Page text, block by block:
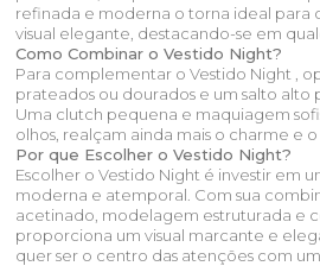
refinada e moderna o torna ideal para
visual elegante, destacando-se em
Como Combinar o Vestido Night?
Para complementar o Vestido Night ,
prateados ou dourados e um salto alto
Uma clutch pequena e maquiagem
olhos, realçam ainda mais o charme e
Por que Escolher o Vestido Night?
Escolher o Vestido Night é investir em
moderna e atemporal. Com sua
acetinado, modelagem estruturada e
proporciona um visual marcante e
quer ser o centro das atenções com